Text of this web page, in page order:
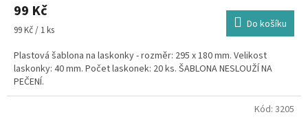
99 Kč
Měrná
99 Kč / 1 ks Do košíku
Plastová šablona na laskonky - rozměr: 295 x 180 mm. Velikost
laskonky: 40 mm. Počet laskonek: 20 ks. ŠABLONA NESLOUŽÍ NA
PEČENÍ.
Kód: 3205